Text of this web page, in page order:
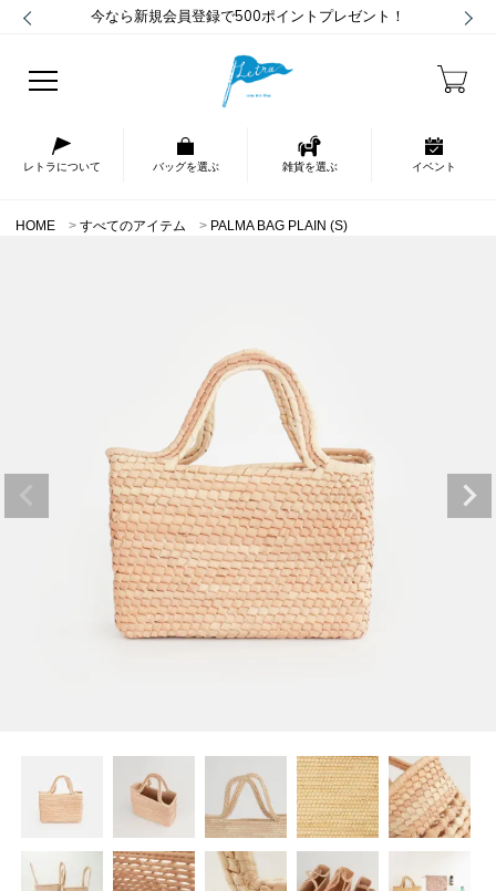
今なら新規会員登録で500ポイントプレゼント！
レトラについて バッグを選ぶ 雑貨を選ぶ イベント
HOME すべてのアイテム PALMA BAG PLAIN (S)